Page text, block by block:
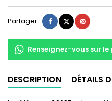
Partager Partager
TweetPinterest
Renseignez-vous sur
DESCRIPTION DÉTAILS